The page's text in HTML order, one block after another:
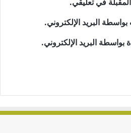
بواسطة البريد الإلكتروني.
بواسطة البريد الإلكتروني.